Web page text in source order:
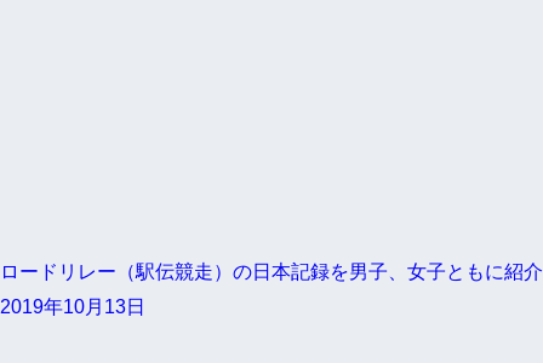
ロードリレー（駅伝競走）の日本記録を男子、女子ともに紹介
2019年10月13日